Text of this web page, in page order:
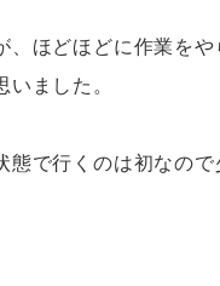
ほどほどに作業を
ました。
で行くのは初なの